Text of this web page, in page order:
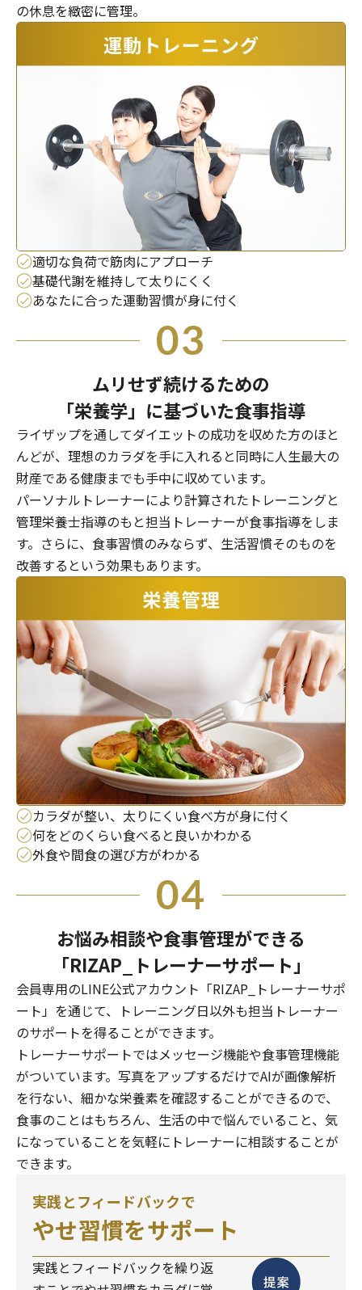
の休息を緻密に管理。
適切な負荷で筋肉にアプローチ
基礎代謝を維持して太りにくく
あなたに合った運動習慣が身に付く
03
ムリせず続けるための
「栄養学」に基づいた食事指導
ライザップを通してダイエットの成功を収めた方のほと
んどが、理想のカラダを手に入れると同時に人生最大の
財産である健康までも手中に収めています。
パーソナルトレーナーにより計算されたトレーニングと
管理栄養士指導のもと担当トレーナーが食事指導をしま
す。さらに、食事習慣のみならず、生活習慣そのものを
改善するという効果もあります。
カラダが整い、太りにくい食べ方が身に付く
何をどのくらい食べると良いかわかる
外食や間食の選び方がわかる
04
お悩み相談や食事管理ができる
「RIZAP_トレーナーサポート」
会員専用のLINE公式アカウント「RIZAP_トレーナーサポ
ート」を通じて、トレーニング日以外も担当トレーナー
のサポートを得ることができます。
トレーナーサポートではメッセージ機能や食事管理機能
がついています。写真をアップするだけでAIが画像解析
を行ない、細かな栄養素を確認することができるので、
食事のことはもちろん、生活の中で悩んでいること、気
になっていることを気軽にトレーナーに相談することが
できます。
実践とフィードバックで
やせ習慣をサポート
実践とフィードバックを繰り返